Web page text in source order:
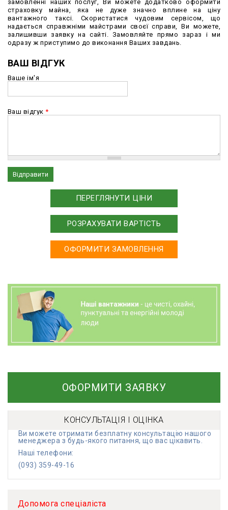
замовленні наших послуг, Ви можете додатково оформити
страховку майна, яка не дуже значно вплине на ціну
вантажного таксі. Скористатися чудовим сервісом, що
надається справжніми майстрами своєї справи, Ви можете,
залишивши заявку на сайті. Замовляйте прямо зараз і ми
одразу ж приступимо до виконання Ваших завдань.
ВАШ ВІДГУК
Ваше ім'я
Ваш відгук*
ПЕРЕГЛЯНУТИ ЦІНИ
РОЗРАХУВАТИ ВАРТІСТЬ
ОФОРМИТИ ЗАМОВЛЕННЯ
ОФОРМИТИ ЗАЯВКУ
КОНСУЛЬТАЦІЯ І ОЦІНКА
Ви можете отримати безплатну консультацію нашого
менеджера з будь-якого питання, що вас цікавить.
Наші телефони:
(093) 359-49-16
Допомога спеціаліста